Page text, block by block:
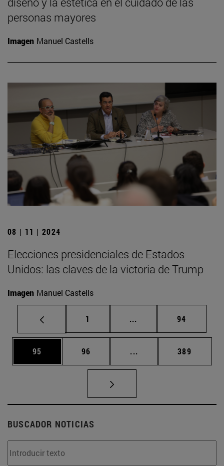
personas mayores
Imagen Manuel Castells
08 | 11 | 2024
Elecciones presidenciales de Estados
Unidos: las claves de la victoria de Trump
Imagen Manuel Castells
Página
1 ... Páginas intermedias
Página
94
Página
95 Página
96 ... Páginas intermedias
Página
389
BUSCADOR NOTICIAS